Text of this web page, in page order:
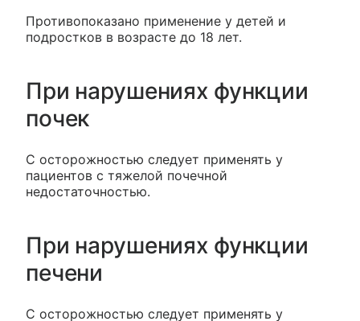
Противопоказано применение у детей и
подростков в возрасте до 18 лет.
При нарушениях функции
почек
С осторожностью следует применять у
пациентов с тяжелой почечной
недостаточностью.
При нарушениях функции
печени
С осторожностью следует применять у